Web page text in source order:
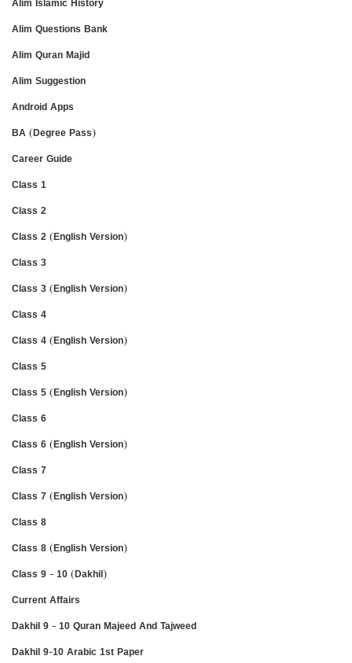
Alim Questions Bank
Alim Quran Majid
Alim Suggestion
Android Apps
BA (Degree Pass)
Career Guide
Class 1
Class 2
Class 2 (English Version)
Class 3
Class 3 (English Version)
Class 4
Class 4 (English Version)
Class 5
Class 5 (English Version)
Class 6
Class 6 (English Version)
Class 7
Class 7 (English Version)
Class 8
Class 8 (English Version)
Class 9 - 10 (Dakhil)
Current Affairs
Dakhil 9 - 10 Quran Majeed And Tajweed
Dakhil 9-10 Arabic 1st Paper